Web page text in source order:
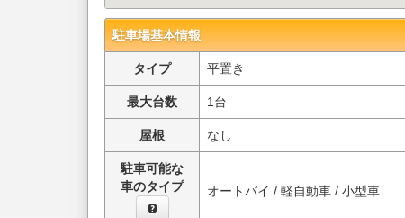
駐車場基本情報
タイプ 平置き
最大台数 1台
屋根 なし
駐車可能な
車のタイプ
オートバイ / 軽自動車 / 小型車